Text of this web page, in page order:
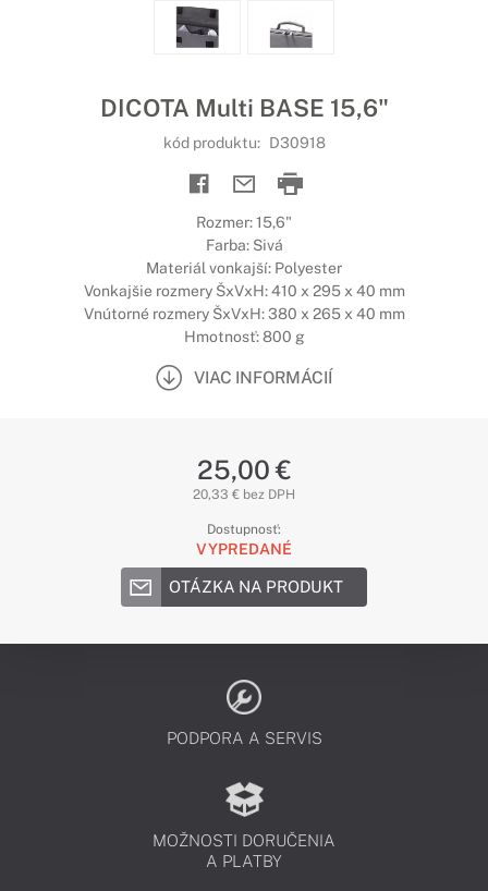
DICOTA Multi BASE 15,6"
kód produktu: D30918
Rozmer: 15,6"
Farba: Sivá
Materiál vonkajší: Polyester
Vonkajšie rozmery ŠxVxH: 410 x 295 x 40 mm
Vnútorné rozmery ŠxVxH: 380 x 265 x 40 mm
Hmotnosť: 800 g
VIAC INFORMÁCIÍ
25,00 €
20,33 € bez DPH
Dostupnosť:
VYPREDANÉ
OTÁZKA NA PRODUKT
PODPORA A SERVIS
MOŽNOSTI DORUČENIA
A PLATBY